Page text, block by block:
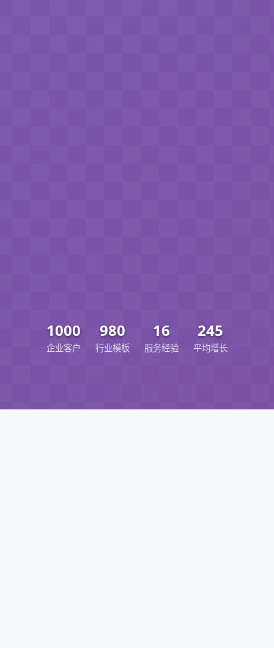
1000
企业客户
980
行业模板
16
服务经验
245
平均增长